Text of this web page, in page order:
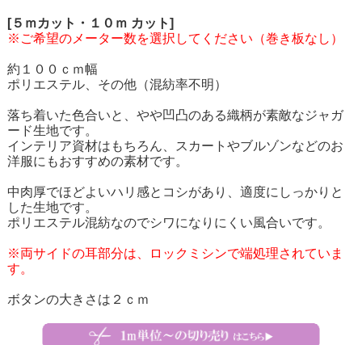
[５ｍカット・１０ｍ カット]
※ご希望のメーター数を選択してください（巻き板なし）
約１００ｃｍ幅
ポリエステル、その他（混紡率不明）
落ち着いた色合いと、やや凹凸のある織柄が素敵なジャガ
ード生地です。
インテリア資材はもちろん、スカートやブルゾンなどのお
洋服にもおすすめの素材です。
中肉厚でほどよいハリ感とコシがあり、適度にしっかりと
した生地です。
ポリエステル混紡なのでシワになりにくい風合いです。
※両サイドの耳部分は、ロックミシンで端処理されていま
す。
ボタンの大きさは２ｃｍ